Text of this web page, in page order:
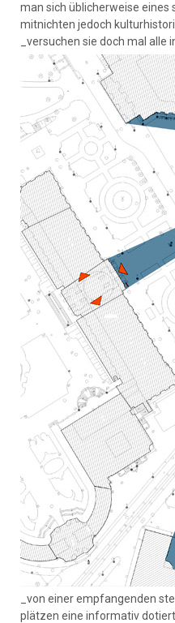
man sich üblicherweise eines
mitnichten jedoch
_versuchen sie doch mal
_von einer empfangenden
plätzen eine informativ